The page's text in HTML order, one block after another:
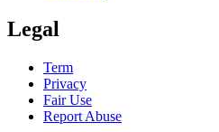
Legal
Term
Privacy
Fair Use
Report Abuse